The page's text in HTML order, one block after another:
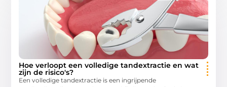
Hoe verloopt een volledige tandextractie en wat
zijn de risico's?
Een volledige tandextractie is een ingrijpende